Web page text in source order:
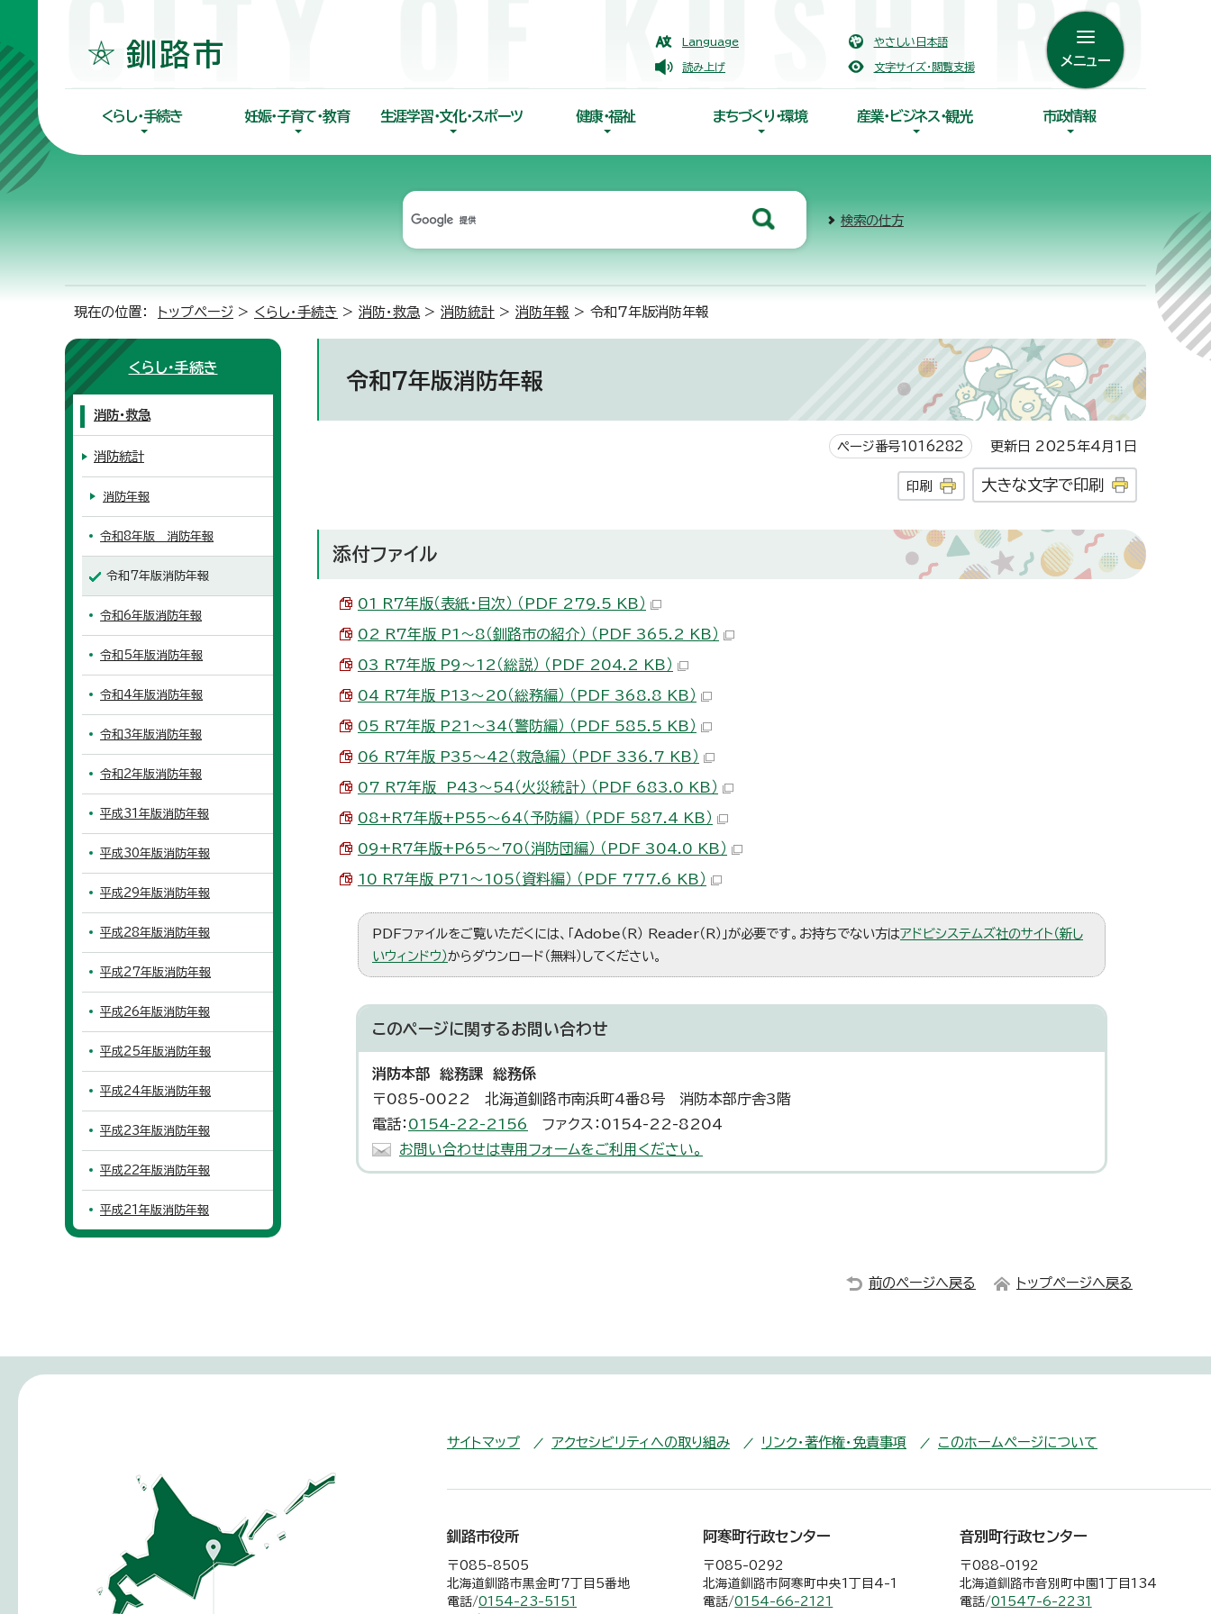
Language やさしい日本語
読み上げ 文字サイズ・閲覧支援 メニュー
くらし・手続き 妊娠・子育て・教育 生涯学習・文化・スポーツ 健康・福祉 まちづくり・環境 産業・ビジネス・観光 市政情報
検索の仕方
現在の位置： トップページ > くらし・手続き > 消防・救急 > 消防統計 > 消防年報 > 令和7年版消防年報
令和7年版消防年報
ページ番号1016282 更新日 2025年4月1日
印刷 大きな文字で印刷
添付ファイル
01 R7年版（表紙・目次） （PDF 279.5 KB）
02 R7年版 P1～8（釧路市の紹介） （PDF 365.2 KB）
03 R7年版 P9～12（総説） （PDF 204.2 KB）
04 R7年版 P13～20（総務編） （PDF 368.8 KB）
05 R7年版 P21～34（警防編） （PDF 585.5 KB）
06 R7年版 P35～42（救急編） （PDF 336.7 KB）
07 R7年版 P43～54（火災統計） （PDF 683.0 KB）
08+R7年版+P55～64（予防編） （PDF 587.4 KB）
09+R7年版+P65～70（消防団編） （PDF 304.0 KB）
10 R7年版 P71～105（資料編） （PDF 777.6 KB）
PDFファイルをご覧いただくには、「Adobe（R） Reader（R）」が必要です。お持ちでない方はアドビシステムズ社のサイト（新し
いウィンドウ）からダウンロード（無料）してください。
このページに関するお問い合わせ
消防本部 総務課 総務係
〒085-0022 北海道釧路市南浜町4番8号 消防本部庁舎3階
電話： 0154-22-2156
ファクス：0154-22-8204
お問い合わせは専用フォームをご利用ください。
くらし・手続き
消防・救急
消防統計
消防年報
令和8年版 消防年報
令和7年版消防年報
令和6年版消防年報
令和5年版消防年報
令和4年版消防年報
令和3年版消防年報
令和2年版消防年報
平成31年版消防年報
平成30年版消防年報
平成29年版消防年報
平成28年版消防年報
平成27年版消防年報
平成26年版消防年報
平成25年版消防年報
平成24年版消防年報
平成23年版消防年報
平成22年版消防年報
平成21年版消防年報
前のページへ戻る トップページへ戻る
サイトマップ アクセシビリティへの取り組み リンク・著作権・免責事項 このホームページについて
釧路市役所
〒085-8505
北海道釧路市黒金町7丁目5番地
電話/0154-23-5151
阿寒町行政センター
〒085-0292
北海道釧路市阿寒町中央1丁目4-1
電話/0154-66-2121
音別町行政センター
〒088-0192
北海道釧路市音別町中園1丁目134
電話/01547-6-2231